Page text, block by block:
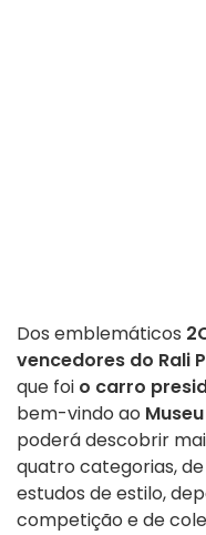
Dos emblemáticos
vencedores do Rali
que foi o carro
bem-vindo ao
poderá descobrir
quatro categorias, de
estudos de estilo,
competição e de